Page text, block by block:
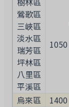
鶯歌區
三峽區
淡水區
瑞芳區
坪林區
八里區
平溪區
1050
烏來區 1400